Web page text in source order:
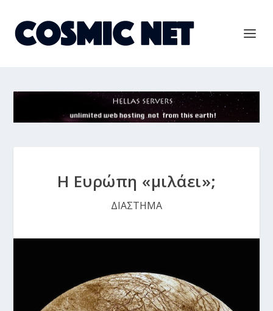
Η Ευρώπη «μιλάει»;
ΔΙΑΣΤΗΜΑ